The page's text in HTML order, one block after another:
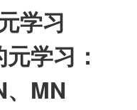
学习
学习：
MN